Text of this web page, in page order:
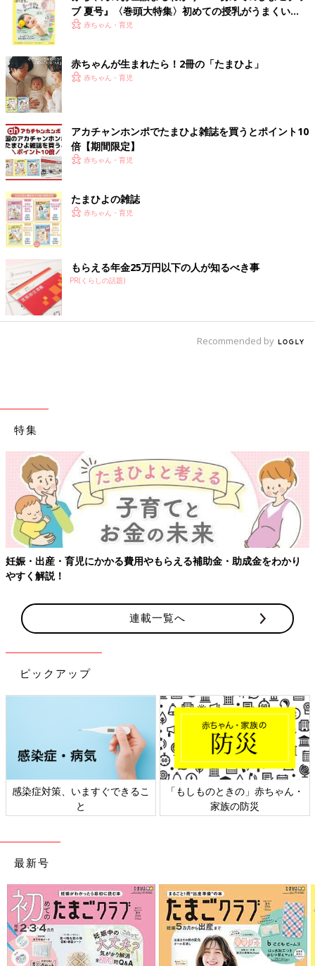
ブ 夏号』〈巻頭大特集〉初めての授乳がうまくい
く！ おっぱい・ミルクの基本と夏のトラブル 解決テ
赤ちゃん・育児
赤ちゃんが生まれたら！2冊の「たまひよ」
赤ちゃん・育児
アカチャンホンポでたまひよ雑誌を買うとポイント10
倍【期間限定】
赤ちゃん・育児
たまひよの雑誌
赤ちゃん・育児
もらえる年金25万円以下の人が知るべき事
PR(くらしの話題)
Recommended by
特集
妊娠・出産・育児にかかる費用やもらえる補助金・助成金をわかり
やすく解説！
連載一覧へ
ピックアップ
感染症対策、いますぐできるこ
と
「もしものときの」赤ちゃん・
家族の防災
最新号